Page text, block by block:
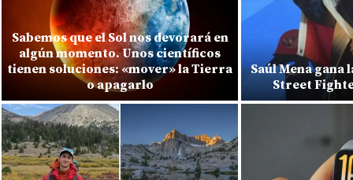
Sabemos que el Sol nos devorará en
algún momento. Unos científicos
tienen soluciones: «mover» la Tierra
o apagarlo
Saúl Mena gana
Street